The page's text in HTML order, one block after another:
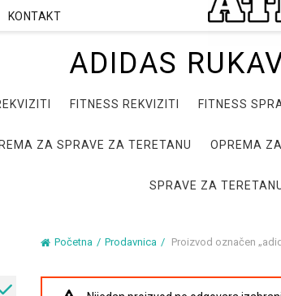
KONTAKT
ADIDAS
FITNESS REKVIZITI FITNESS
ZA SPRAVE ZA TERETANU OPREMA
SPRAVE ZA
Početna Prodavnica Proizvod označen